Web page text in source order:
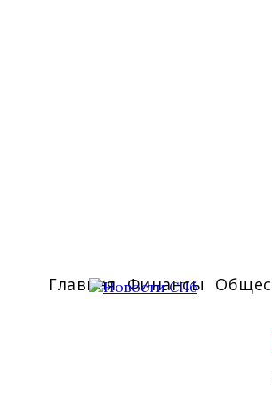
Главная Финансы